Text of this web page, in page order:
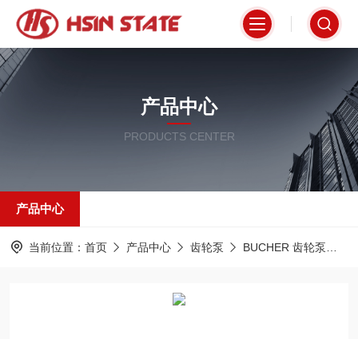
产品中心
PRODUCTS CENTER
产品中心
当前位置： 首页 产品中心 齿轮泵 BUCHER 齿轮泵